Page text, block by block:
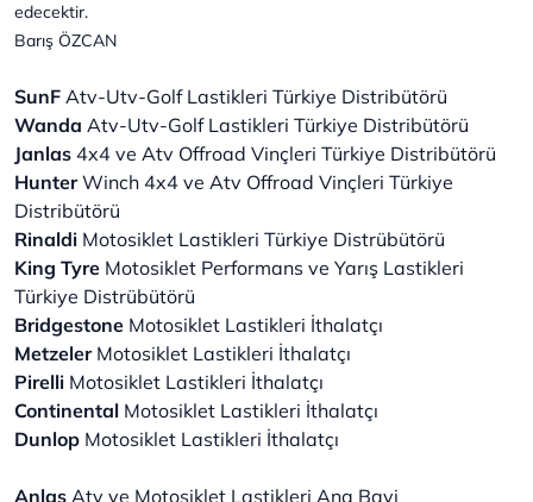
edecektir.
Barış ÖZCAN
SunF Atv-Utv-Golf Lastikleri Türkiye Distribütörü
Wanda Atv-Utv-Golf Lastikleri Türkiye Distribütörü
Janlas 4x4 ve Atv Offroad Vinçleri Türkiye Distribütörü
HunterWinch 4x4 ve Atv Offroad Vinçleri Türkiye
Distribütörü
Rinaldi Motosiklet Lastikleri Türkiye Distrübütörü
King Tyre Motosiklet Performans ve Yarış Lastikleri
Türkiye Distrübütörü
Bridgestone Motosiklet Lastikleri İthalatçı
Metzeler Motosiklet Lastikleri İthalatçı
Pirelli Motosiklet Lastikleri İthalatçı
Continental Motosiklet Lastikleri İthalatçı
Dunlop Motosiklet Lastikleri İthalatçı
Anlas Atv ve Motosiklet Lastikleri Ana Bayi